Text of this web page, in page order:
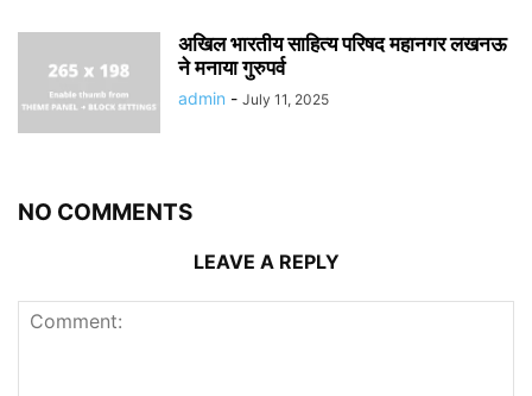
अखिल भारतीय साहित्य परिषद महानगर लखनऊ
ने मनाया गुरुपर्व
admin - July 11, 2025
NO COMMENTS
LEAVE A REPLY